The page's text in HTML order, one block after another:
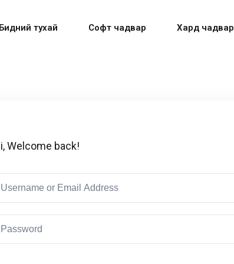
тухай Софт чадвар Хард чадвар
Welcome back!
Don’t have an account?Sign up